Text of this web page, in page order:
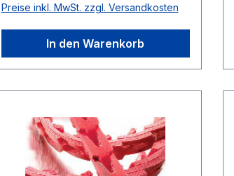
antistatisch: nein Material:
Farbe: rot Rollenlänge: 30, 10 bzw.
2 (Kurzlänge)m
Preise inkl. MwSt. zzgl. Versandkosten
In den Warenkorb